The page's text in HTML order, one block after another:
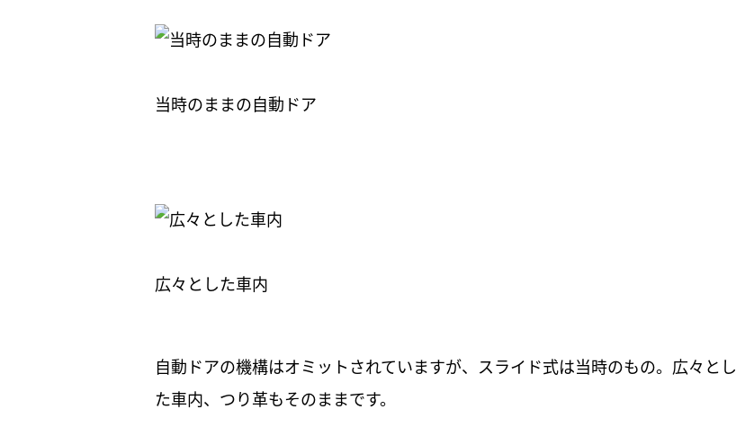
当時のままの自動ドア
広々とした車内
自動ドアの機構はオミットされていますが、スライド式は当時のもの。広々とし
た車内、つり革もそのままです。